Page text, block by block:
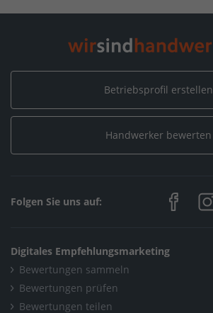
Home / Reinigung / Tatortreinigung /
Heitmeyer Schädlingsbekämpfung
Heitmeyer Schädlingsbekämpfung
Home / Baden-Württemberg / Singen /
Heitmeyer Schädlingsbekämpfung
Betriebsprofil erstellen
Handwerker bewerten
Folgen Sie uns auf:
Digitales Empfehlungsmarketing
Bewertungen sammeln
Bewertungen prüfen
Bewertungen teilen